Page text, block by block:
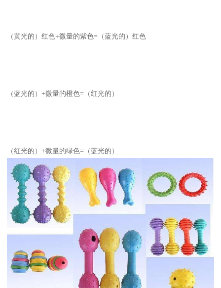
（黄光的）红色+微量的紫色=（蓝光的）红色
（蓝光的）+微量的橙色=（红光的）
（红光的）+微量的绿色=（蓝光的）